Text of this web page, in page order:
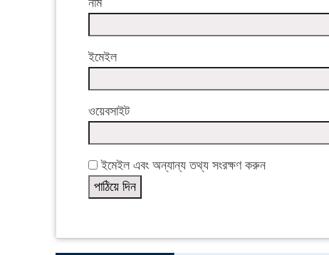
নাম
ইমেইল
ওয়েবসাইট
ইমেইল এবং অন্যান্য তথ্য সংরক্ষণ করুন